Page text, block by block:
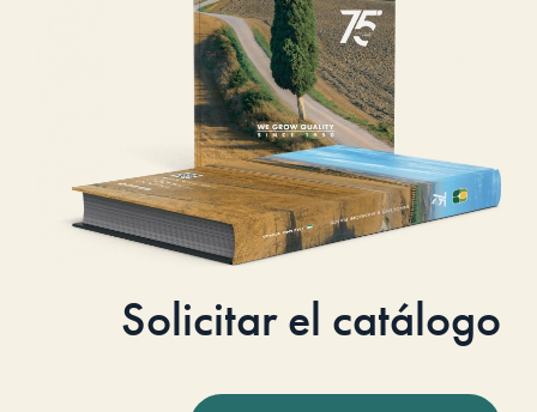
Solicitar el catálogo